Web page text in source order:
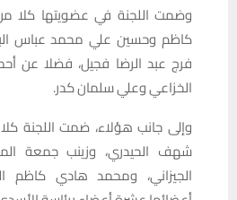
وضمت اللجنة في عضويتها كلا
كاظم وحسين علي محمد عباس
فرج عبد الرضا فجيل، فضلا عن
الخزاعي وعلي سلمان كدر.
وإلى جانب هؤلاء، ضمت اللجنة
شهف الحيدري، وزينب جمعة
الجيزاني، ومحمد هادي كاظم